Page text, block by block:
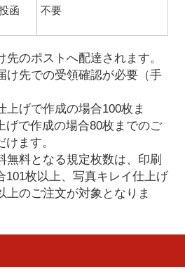
函 不要
のポストへ配達されます。
先での受領確認が必要（手
げで作成の場合100枚ま
げで作成の場合80枚までのご
ます。
無料となる規定枚数は、印刷
101枚以上、写真キレイ仕上げ
上のご注文が対象となりま